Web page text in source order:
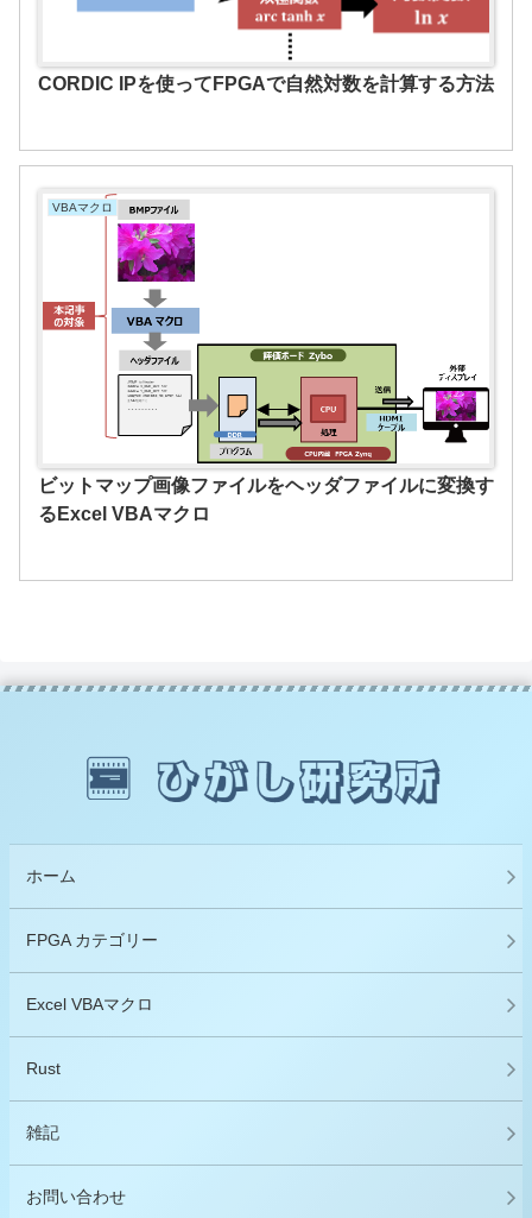
CORDIC IPを使ってFPGAで自然対数を計算する方法
VBAマクロ
ビットマップ画像ファイルをヘッダファイルに変換す
るExcel VBAマクロ
ホーム
FPGA カテゴリー
Excel VBAマクロ
Rust
雑記
お問い合わせ